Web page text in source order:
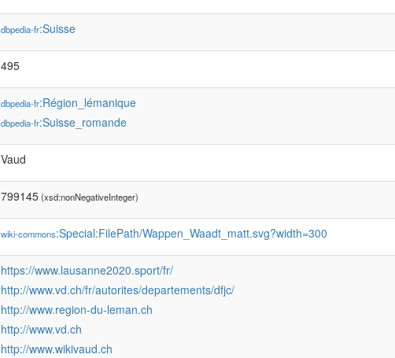
dbpedia-fr:Suisse
495
dbpedia-fr:Région_lémanique
dbpedia-fr:Suisse_romande
Vaud
799145(xsd:nonNegativeInteger)
wiki-commons:Special:FilePath/Wappen_Waadt_matt.svg?width=300
https://www.lausanne2020.sport/fr/
http://www.vd.ch/fr/autorites/departements/dfjc/
http://www.region-du-leman.ch
http://www.vd.ch
http://www.wikivaud.ch